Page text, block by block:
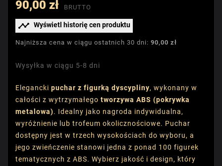
90,00 zł BRUTTO
 Wyświetl historię cen produktu
Najniższa cena w ciągu ostatnich 30 dni: 90,00 zł
Wysyłka w ciągu 5-8 dni
Elegancki puchar z figurką dyscypliny, wykonany w
całości z wytrzymałego tworzywa ABS (pokrywka
metalowa). Idealny jako nagroda indywidualna,
wyróżnienie lub trofeum okolicznościowe. Puchar
dostępny jest w trzech wysokościach do wyboru, a
jego zwieńczenie stanowi jedna z ponad 100 figurek
tematycznych z ABS. Wybierz jakość i design, który